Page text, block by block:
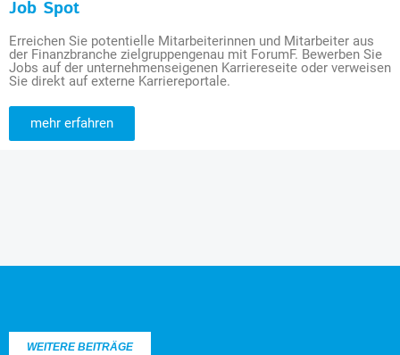
Job Spot
Erreichen Sie potentielle Mitarbeiterinnen und Mitarbeiter aus
der Finanzbranche zielgruppengenau mit ForumF. Bewerben Sie
Jobs auf der unternehmenseigenen Karriereseite oder verweisen
Sie direkt auf externe Karriereportale.
mehr erfahren
WEITERE BEITRÄGE